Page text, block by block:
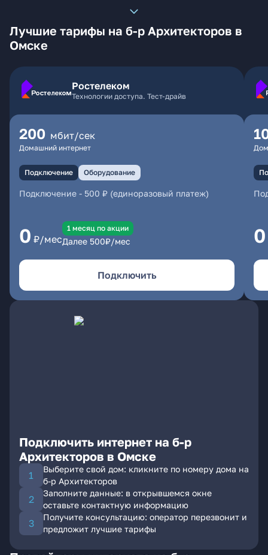
Лучшие тарифы на б-р Архитекторов в
Омске
Ростелеком
Технологии доступа. Тест-драйв
200 мбит/сек
Домашний интернет
Подключение Оборудование
Подключение - 500 ₽ (единоразовый платеж)
0 ₽/мес
1 месяц по акции
Далее 500₽/мес
Подключить
0
Подключить интернет на б-р
Архитекторов в Омске
Выберите свой дом: кликните по номеру дома на
б-р Архитекторов
Заполните данные: в открывшемся окне
оставьте контактную информацию
Получите консультацию: оператор перезвонит и
предложит лучшие тарифы